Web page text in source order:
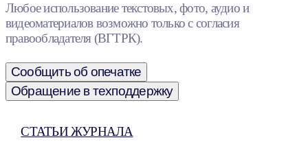
Любое использование текстовых, фото, аудио и
видеоматериалов возможно только с согласия
правообладателя (ВГТРК).
Сообщить об опечатке
Обращение в техподдержку
СТАТЬИ ЖУРНАЛА